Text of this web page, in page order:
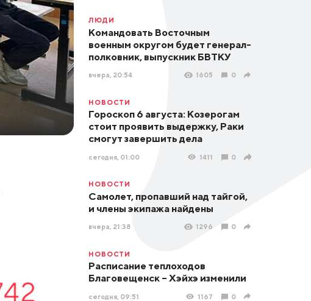
ЛЮДИ
Командовать Восточным
военным округом будет генерал-
полковник, выпускник БВТКУ
вчера, 20:54 1605 0
НОВОСТИ
Гороскоп 6 августа: Козерогам
стоит проявить выдержку, Раки
смогут завершить дела
сегодня, 01:00 1411 0
НОВОСТИ
Самолет, пропавший над тайгой,
и члены экипажа найдены
вчера, 21:38 1296 0
НОВОСТИ
Расписание теплоходов
Благовещенск – Хэйхэ изменили
сегодня, 09:51 1167 0